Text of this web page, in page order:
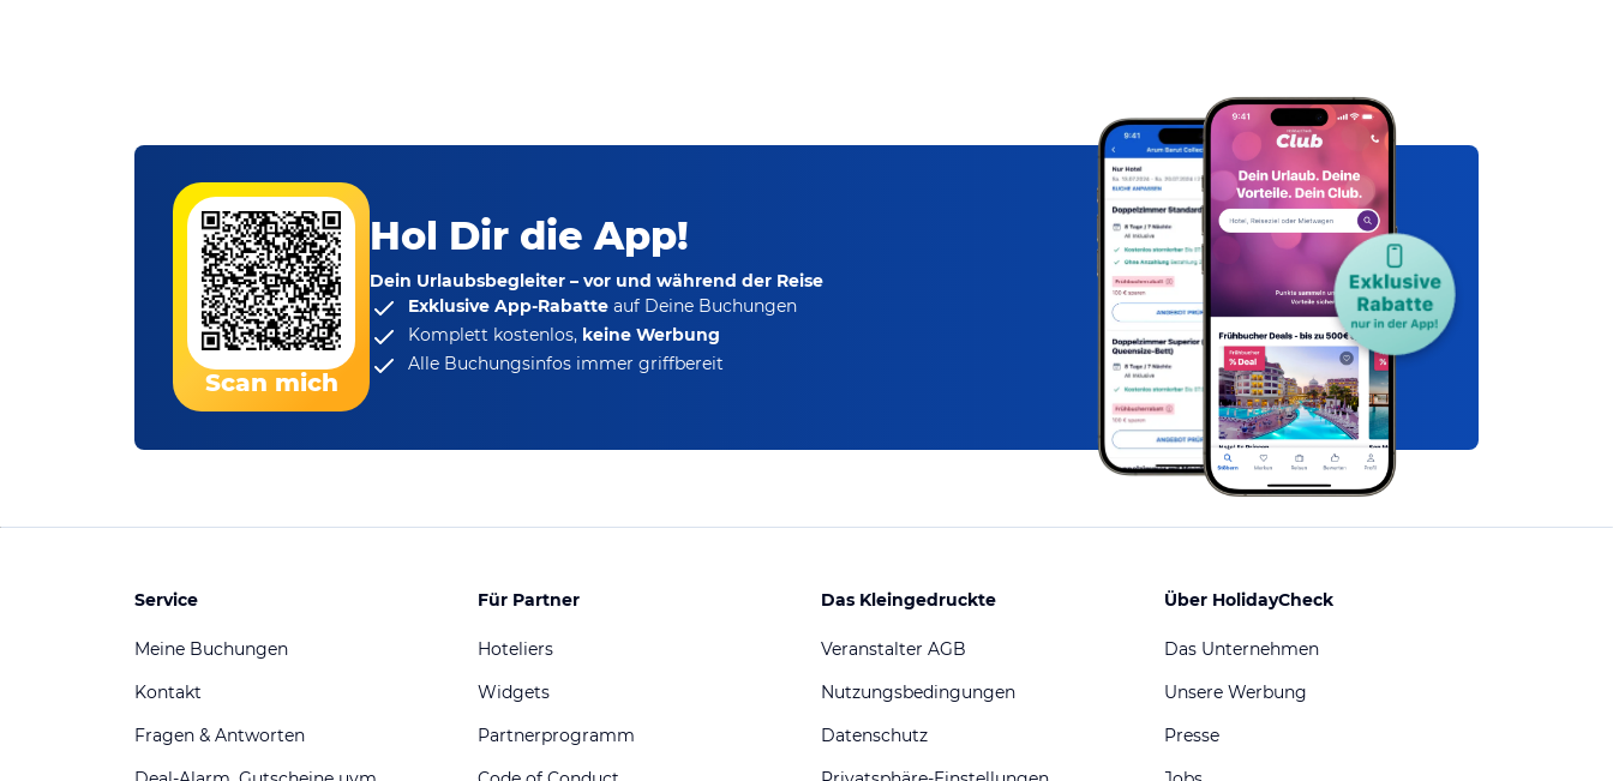
Scan mich
Hol Dir die App!
Dein Urlaubsbegleiter – vor und während der Reise
Exklusive App-Rabatte auf Deine Buchungen
Komplett kostenlos, keine Werbung
Alle Buchungsinfos immer griffbereit
Service
Meine Buchungen
Kontakt
Fragen & Antworten
Für Partner
Hoteliers
Widgets
Partnerprogramm
Das Kleingedruckte
Veranstalter AGB
Nutzungsbedingungen
Datenschutz
Über HolidayCheck
Das Unternehmen
Unsere Werbung
Presse